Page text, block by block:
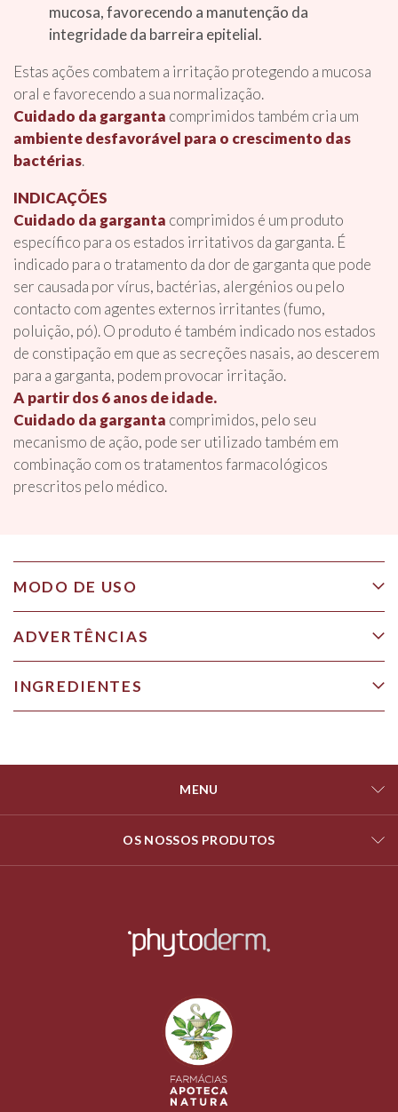
mucosa, favorecendo a manutenção da
integridade da barreira epitelial.
Estas ações combatem a irritação protegendo a mucosa
oral e favorecendo a sua normalização.
Cuidado da garganta comprimidos também cria um
ambiente desfavorável para o crescimento das
bactérias.
INDICAÇÕES
Cuidado da garganta comprimidos é um produto
específico para os estados irritativos da garganta. É
indicado para o tratamento da dor de garganta que pode
ser causada por vírus, bactérias, alergénios ou pelo
contacto com agentes externos irritantes (fumo,
poluição, pó). O produto é também indicado nos estados
de constipação em que as secreções nasais, ao descerem
para a garganta, podem provocar irritação.
A partir dos 6 anos de idade.
Cuidado da garganta comprimidos, pelo seu
mecanismo de ação, pode ser utilizado também em
combinação com os tratamentos farmacológicos
prescritos pelo médico.
MODO DE USO
ADVERTÊNCIAS
INGREDIENTES
MENU
OS NOSSOS PRODUTOS